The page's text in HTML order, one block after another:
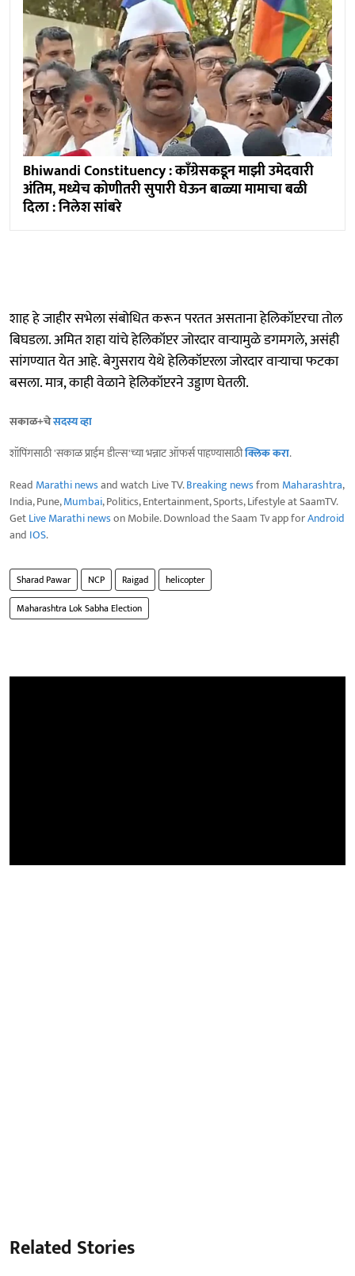
Bhiwandi Constituency : काॅंग्रेसकडून माझी उमेदवारी
अंतिम, मध्येच कोणीतरी सुपारी घेऊन बाळ्या मामाचा बळी
दिला : निलेश सांबरे
शाह हे जाहीर सभेला संबोधित करून परतत असताना हेलिकॉप्टरचा तोल
बिघडला. अमित शहा यांचे हेलिकॉप्टर जोरदार वाऱ्यामुळे डगमगले, असंही
सांगण्यात येत आहे. बेगुसराय येथे हेलिकॉप्टरला जोरदार वाऱ्याचा फटका
बसला. मात्र, काही वेळाने हेलिकॉप्टरने उड्डाण घेतली.
सकाळ+चेसदस्य व्हा
शॉपिंगसाठी 'सकाळ प्राईम डील्स'च्या भन्नाट ऑफर्स पाहण्यासाठीक्लिक करा.
Read Marathi newsand watch Live TV.Breaking newsfrom Maharashtra,
India, Pune,Mumbai, Politics, Entertainment, Sports, Lifestyle at SaamTV.
GetLive Marathi newson Mobile. Download the Saam Tv app forAndroid
and IOS.
Sharad Pawar NCP Raigad
helicopter
Maharashtra Lok Sabha Election
Related Stories